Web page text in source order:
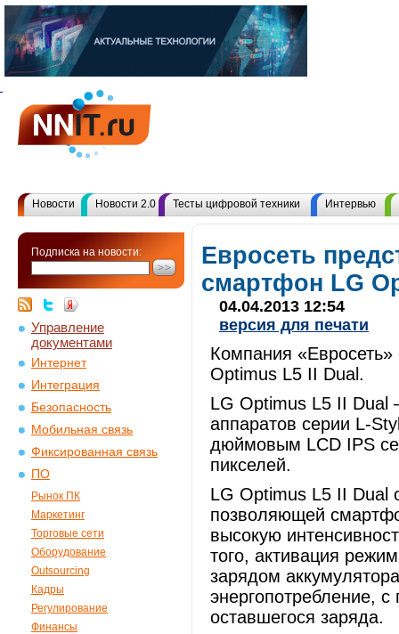
Новости Новости 2.0 Тесты цифровой техники Интервью
Подписка на новости:
Управление
документами
Интернет
Интеграция
Безопасность
Мобильная связь
Фиксированная связь
ПО
Рынок ПК
Маркетинг
Торговые сети
Оборудование
Outsourcing
Кадры
Регулирование
Финансы
Евросеть
смартфон LG
04.04.2013 12:54
версия для печати
Компания
Optimus L5 II Dual.
LG Optimus L5 II Dual
аппаратов серии L-
дюймовым LCD IPS
пикселей.
LG Optimus L5 II Dual
позволяющей
высокую
того, активация
зарядом
энергопотребление,
оставшегося заряда.